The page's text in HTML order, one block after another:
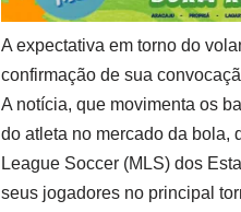
A expectativa em torno do
confirmação de sua
A notícia, que movimenta os
do atleta no mercado da bola,
League Soccer (MLS) dos
seus jogadores no principal